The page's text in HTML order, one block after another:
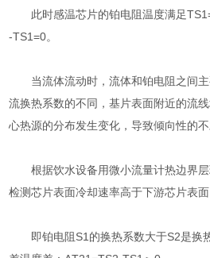
此时感温芯片的铂电阻温度满足
-TS1=0。
当流体流动时，流体和铂电阻之间主
流换热系数的不同，基片表面附近的流
心热源的分布发生变化，导致倾向性的不
根据饮水设备用微小流量计热边界层
检测芯片表面冷却速率高于下游芯片表面
即铂电阻S1的换热系数大于S2是换